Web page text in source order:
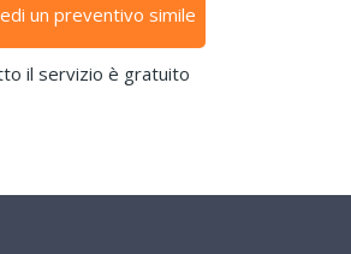
un preventivo simile
il servizio è gratuito